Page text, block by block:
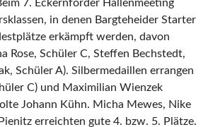
7. Eckernförder Hallenmeeting
in denen Bargteheider Starter
erkämpft werden, davon
Rose, Schüler C, Steffen Bechstedt,
Schüler A). Silbermedaillen errangen
C) und Maximilian Wienzek
Johann Kühn. Micha Mewes, Nike
erreichten gute 4. bzw. 5. Plätze.